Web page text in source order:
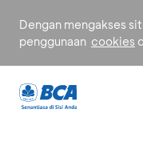
Dengan mengakses
penggunaan cookies